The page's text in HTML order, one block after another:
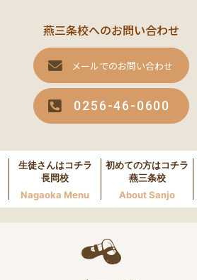
燕三条校へのお問い合わせ
メールでのお問い合わせ
0256-46-0600
生徒さんはコチラ
長岡校
Nagaoka Menu
初めての方はコチラ
燕三条校
About Sanjo